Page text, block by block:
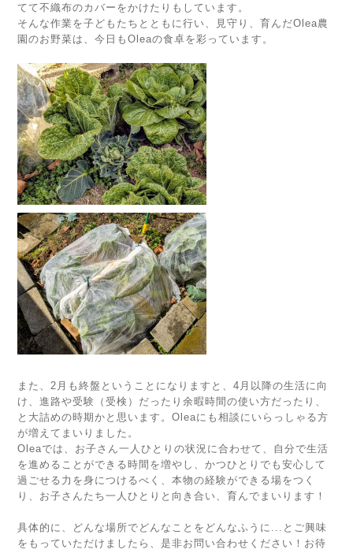
てて不織布のカバーをかけたりもしています。
そんな作業を子どもたちとともに行い、見守り、育んだOlea農
園のお野菜は、今日もOleaの食卓を彩っています。
また、2月も終盤ということになりますと、4月以降の生活に向
け、進路や受験（受検）だったり余暇時間の使い方だったり、
と大詰めの時期かと思います。Oleaにも相談にいらっしゃる方
が増えてまいりました。
Oleaでは、お子さん一人ひとりの状況に合わせて、自分で生活
を進めることができる時間を増やし、かつひとりでも安心して
過ごせる力を身につけるべく、本物の経験ができる場をつく
り、お子さんたち一人ひとりと向き合い、育んでまいります！
具体的に、どんな場所でどんなことをどんなふうに...とご興味
をもっていただけましたら、是非お問い合わせください！お待